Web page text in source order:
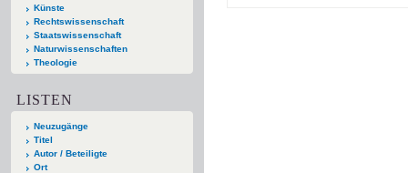
Künste
Rechtswissenschaft
Staatswissenschaft
Naturwissenschaften
Theologie
LISTEN
Neuzugänge
Titel
Autor / Beteiligte
Ort